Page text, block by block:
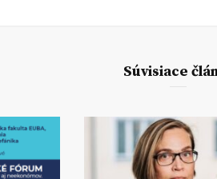
Súvisiace